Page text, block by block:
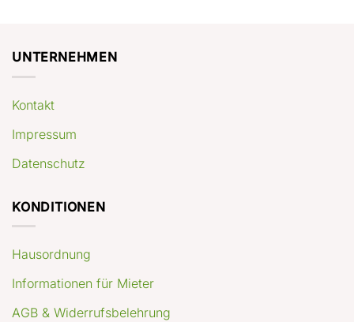
UNTERNEHMEN
Kontakt
Impressum
Datenschutz
KONDITIONEN
Hausordnung
Informationen für Mieter
AGB & Widerrufsbelehrung